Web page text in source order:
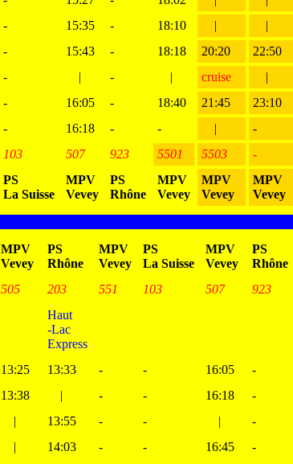
- 15:35 - 18:10 | |
- 15:43 - 18:18 20:20 22:50
- | - | cruise |
- 16:05 - 18:40 21:45 23:10
- 16:18 - - | -
103 507 923 5501 5503 -
PS
La Suisse
MPV
Vevey
PS
Rhône
MPV
Vevey
MPV
Vevey
MPV
Vevey
MPV
Vevey
PS
Rhône
MPV
Vevey
PS
La Suisse
MPV
Vevey
PS
Rhône
505 203 551 103 507 923
Haut
-Lac
Express
13:25 13:33 - - 16:05 -
13:38 | - - 16:18 -
| 13:55 - - | -
| 14:03 - - 16:45 -